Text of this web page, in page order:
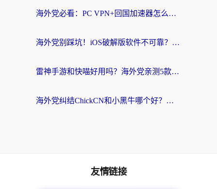
海外党必看：PC VPN+回国加速器怎么选？无缝访问国内资源全攻略
海外党别踩坑！iOS破解版软件不可靠？教你选对回国加速器无缝看国内资源
雷神手游和快喵好用吗？海外党亲测5款回国加速器，附斧牛Bling对比+微信视频号解决办法
海外党纠结ChickCN和小黑牛哪个好？一篇帮你选对回国加速器的实用指南
友情链接